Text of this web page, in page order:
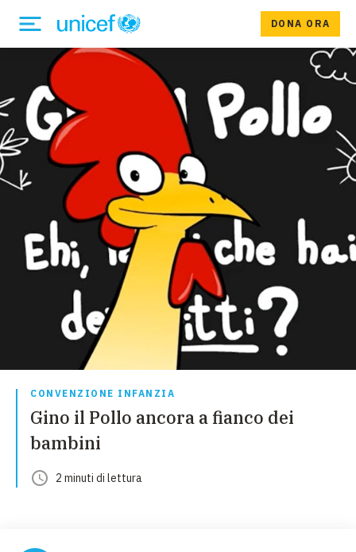
DONA ORA
CONVENZIONE INFANZIA
Gino il Pollo ancora a fianco dei
bambini
2 minuti di lettura